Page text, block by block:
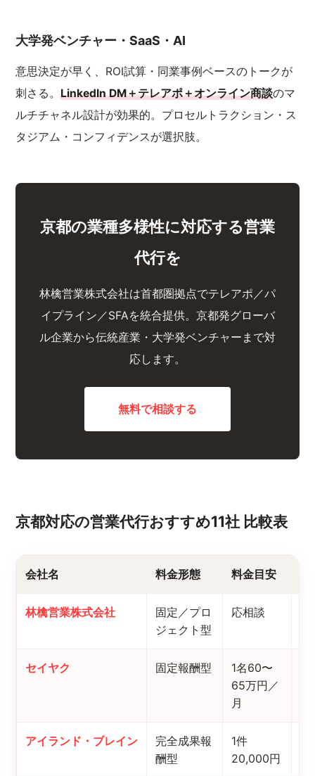
大学発ベンチャー・SaaS・AI
意思決定が早く、ROI試算・同業事例ベースのトークが
刺さる。LinkedIn DM＋テレアポ＋オンライン商談のマ
ルチチャネル設計が効果的。プロセルトラクション・ス
タジアム・コンフィデンスが選択肢。
京都の業種多様性に対応する営業
代行を
林檎営業株式会社は首都圏拠点でテレアポ／パ
イプライン／SFAを統合提供。京都発グローバ
ル企業から伝統産業・大学発ベンチャーまで対
応します。
無料で相談する
京都対応の営業代行おすすめ11社 比較表
会社名 料金形態 料金目安
林檎営業株式会社
固定／プロ
ジェクト型
応相談
セイヤク 固定報酬型
1名60〜
65万円／
月
アイランド・ブレイン
完全成果報
酬型
1件
20,000円